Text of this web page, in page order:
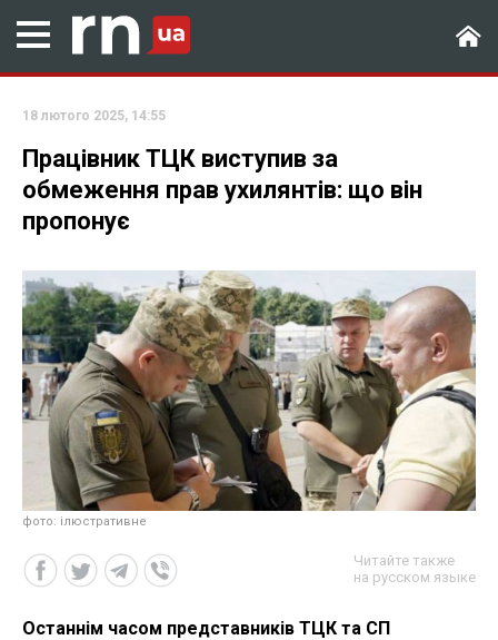
18 лютого 2025, 14:55
Працівник ТЦК виступив за
обмеження прав ухилянтів: що він
пропонує
фото: ілюстративне
Читайте также
на русском языке
Останнім часом представників ТЦК та СП